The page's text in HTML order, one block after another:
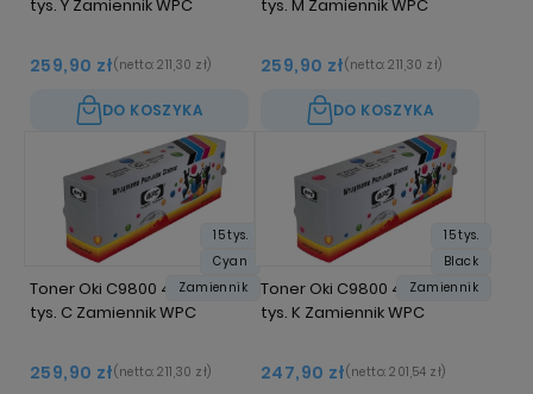
tys. Y Zamiennik WPC
259,90 zł(netto: 211,30 zł)
DO KOSZYKA
tys. M Zamiennik WPC
259,90 zł(netto: 211,30 zł)
DO KOSZYKA
Toner Oki C9800 42918915 15
tys. C Zamiennik WPC
259,90 zł(netto: 211,30 zł)
15 tys.
Cyan
Zamiennik
Toner Oki C9800 42918916 15
tys. K Zamiennik WPC
247,90 zł(netto: 201,54 zł)
15 tys.
Black
Zamiennik